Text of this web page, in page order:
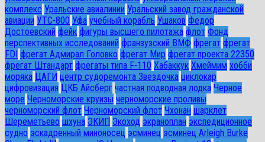
комплекс Уральские авиалинии Уральский завод гражданской
авиации УТС-800 Уфа учебный корабль Ушаков Федор
Достоевский фейк фигуры высшего пилотажа флот Фонд
перспективных исследований франзузский ВМФ фрегат фрегат
FDI фрегат Адмирал Головко фрегат Мир фрегат проекта 22350
фрегат Штандарт фрегаты типа F-110 Хабаккук Хмеймим хобби
моряка ЦАГИ центр судоремонта Звездочка циклокар
цифровизация ЦКБ Айсберг частная подводная лодка Черное
море Черноморские круизы черноморские проливы
черноморский флот Черноморский флот Чхонан шарклет
Шереметьево шхуна ЭКИП Экоход экраноплан экспедиционное
судно эскадренный миноносец эсминец эсминец Arleigh Burke